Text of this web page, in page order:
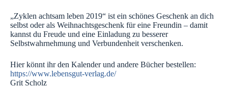
„Zyklen achtsam leben 2019“ ist ein schönes Geschenk an dich
selbst oder als Weihnachtsgeschenk für eine Freundin – damit
kannst du Freude und eine Einladung zu besserer
Selbstwahrnehmung und Verbundenheit verschenken.
Hier könnt ihr den Kalender und andere Bücher bestellen:
https://www.lebensgut-verlag.de/
Grit Scholz